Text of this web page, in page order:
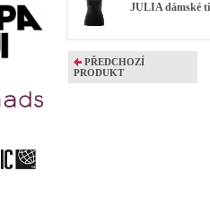
JULIA dámské
PŘEDCHOZÍ
PRODUKT